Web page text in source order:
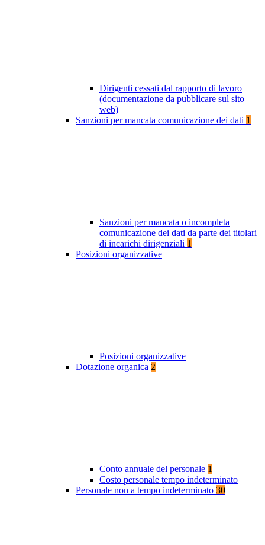
Dirigenti cessati dal rapporto di lavoro
(documentazione da pubblicare sul sito
web)
Sanzioni per mancata comunicazione dei dati 1
Sanzioni per mancata o incompleta
comunicazione dei dati da parte dei titolari
di incarichi dirigenziali 1
Posizioni organizzative
Posizioni organizzative
Dotazione organica 2
Conto annuale del personale 1
Costo personale tempo indeterminato
Personale non a tempo indeterminato 30